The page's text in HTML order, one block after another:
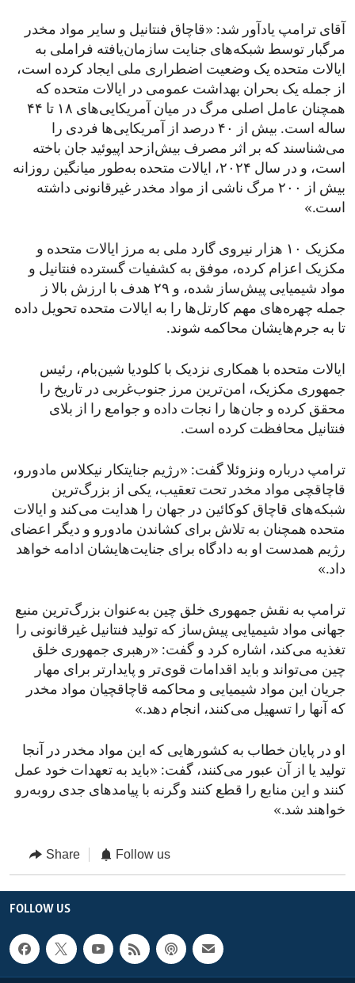
آقای ترامپ یادآور شد: «قاچاق فنتانیل و سایر مواد مخدر
مرگبار توسط شبکه‌های جنایت سازمان‌یافته فراملی به
ایالات متحده یک وضعیت اضطراری ملی ایجاد کرده است،
از جمله یک بحران بهداشت عمومی در ایالات متحده که
همچنان عامل اصلی مرگ در میان آمریکایی‌های ۱۸ تا ۴۴
ساله است. بیش از ۴۰ درصد از آمریکایی‌ها فردی را
می‌شناسند که بر اثر مصرف بیش‌ازحد اپیوئید جان باخته
است، و در سال ۲۰۲۴، ایالات متحده به‌طور میانگین روزانه
بیش از ۲۰۰ مرگ ناشی از مواد مخدر غیرقانونی داشته
است.»
مکزیک ۱۰ هزار نیروی گارد ملی به مرز ایالات متحده و
مکزیک اعزام کرده، موفق به کشفیات گسترده فنتانیل و
مواد شیمیایی پیش‌ساز شده، و ۲۹ هدف با ارزش بالا ز
جمله چهره‌های مهم کارتل‌ها را به ایالات متحده تحویل داده
تا به جرم‌هایشان محاکمه شوند.
ایالات متحده با همکاری نزدیک با کلودیا شین‌بام، رئیس‌
جمهوری مکزیک، امن‌ترین مرز جنوب‌غربی در تاریخ را
محقق کرده و جان‌ها را نجات داده و جوامع را از بلای
فنتانیل محافظت کرده است.
ترامپ درباره ونزوئلا گفت: «رژیم جنایتکار نیکلاس مادورو،
قاچاقچی مواد مخدر تحت تعقیب، یکی از بزرگ‌ترین
شبکه‌های قاچاق کوکائین در جهان را هدایت می‌کند و ایالات
متحده همچنان به تلاش برای کشاندن مادورو و دیگر اعضای
رژیم همدست او به دادگاه برای جنایت‌هایشان ادامه خواهد
داد.»
ترامپ به نقش جمهوری خلق چین به‌عنوان بزرگ‌ترین منبع
جهانی مواد شیمیایی پیش‌ساز که تولید فنتانیل غیرقانونی را
تغذیه می‌کند، اشاره کرد و گفت: «رهبری جمهوری خلق
چین می‌تواند و باید اقدامات قوی‌تر و پایدارتر برای مهار
جریان این مواد شیمیایی و محاکمه قاچاقچیان مواد مخدر
که آنها را تسهیل می‌کنند، انجام دهد.»
او در پایان خطاب به کشورهایی که این مواد مخدر در آنجا
تولید یا از آن عبور می‌کنند، گفت: «باید به تعهدات خود عمل
کنند و این منابع را قطع کنند وگرنه با پیامدهای جدی روبه‌رو
خواهند شد.»
Share Follow us
FOLLOW US